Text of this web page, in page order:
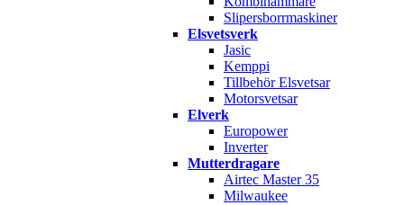
Slipersborrmaskiner
Elsvetsverk
Jasic
Kemppi
Tillbehör Elsvetsar
Motorsvetsar
Elverk
Europower
Inverter
Mutterdragare
Airtec Master 35
Milwaukee